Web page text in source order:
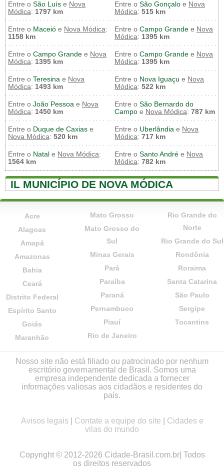
Entre o São Luís e Nova
Módica: 1797 km
Entre o São Gonçalo e Nova
Módica: 515 km
Entre o Maceió e Nova Módica:
1158 km
Entre o Campo Grande e Nova
Módica: 1395 km
Entre o Campo Grande e Nova
Módica: 1395 km
Entre o Campo Grande e Nova
Módica: 1395 km
Entre o Teresina e Nova
Módica: 1493 km
Entre o Nova Iguaçu e Nova
Módica: 522 km
Entre o João Pessoa e Nova
Módica: 1450 km
Entre o São Bernardo do
Campo e Nova Módica: 787 km
Entre o Duque de Caxias e
Nova Módica: 520 km
Entre o Uberlândia e Nova
Módica: 717 km
Entre o Natal e Nova Módica:
1564 km
Entre o Santo André e Nova
Módica: 782 km
IL MUNICÍPIO DE NOVA MÓDICA
Acre
Alagoas
Amapá
Amazonas
Bahia
Ceará
Distrito Federal
Espírito Santo
Goiás
Maranhão
Mato Grosso
Mato Grosso do
Sul
Minas Gerais
Pará
Paraíba
Paraná
Pernambuco
Piauí
Rio de Janeiro
Rio Grande do
Norte
Rio Grande do Sul
Rondônia
Roraima
Santa Catarina
São Paulo
Sergipe
Tocantins
Nosso site não está filiado ou patrocinado por nenhum
escritório governamental de Brasil. Somos uma
empresa independente dedicada a fornecer
informações valiosas aos cidadãos e residentes do
país.
Avisos legais Contate a equipe do site
Cidades e
vilas do mundo
Copyright © 2012-2026 Cidade-Brasil.com.br| Todos
os direitos reservados